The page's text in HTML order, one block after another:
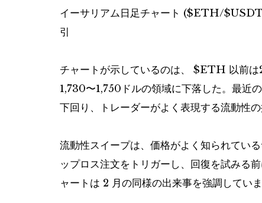
イーサリアム日足チャート ($ETH/$USDT
引
チャートが示しているのは、 $ETH 以前
1,730〜1,750ドルの領域に下落した。最近
下回り、トレーダーがよく表現する流動性の
流動性スイープは、価格がよく知られてい
ップロス注文をトリガーし、回復を試みる
ャートは 2 月の同様の出来事を強調してい